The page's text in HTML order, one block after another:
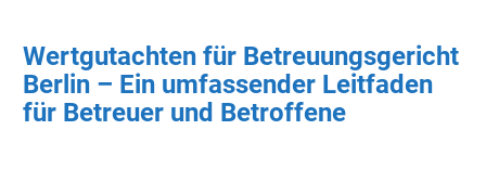
Wertgutachten für Betreuungsgericht
Berlin – Ein umfassender Leitfaden
für Betreuer und Betroffene